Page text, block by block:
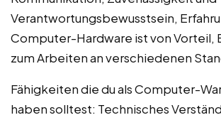
Verantwortungsbewusstsein,
Computer-Hardware ist von Vorteil,
zum Arbeiten an verschiedenen
Fähigkeiten die du als Computer-
haben solltest: Technisches